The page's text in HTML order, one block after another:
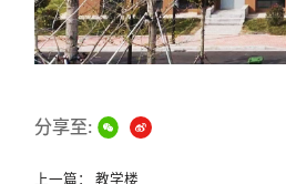
分享至:
上一篇： 教学楼